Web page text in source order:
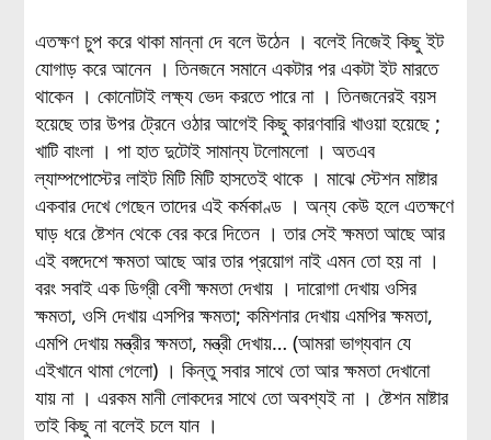
এতক্ষণ চুপ করে থাকা মান্না দে বলে উঠেন । বলেই নিজেই কিছু ইট
যোগাড় করে আনেন । তিনজনে সমানে একটার পর একটা ইট মারতে
থাকেন । কোনোটাই লক্ষ্য ভেদ করতে পারে না । তিনজনেরই বয়স
হয়েছে তার উপর ট্রেনে ওঠার আগেই কিছু কারণবারি খাওয়া হয়েছে ;
খাটি বাংলা । পা হাত দুটোই সামান্য টলোমলো । অতএব
ল্যাম্পপোস্টের লাইট মিটি মিটি হাসতেই থাকে । মাঝে স্টেশন মাষ্টার
একবার দেখে গেছেন তাদের এই কর্মকাণ্ড । অন্য কেউ হলে এতক্ষণে
ঘাড় ধরে ষ্টেশন থেকে বের করে দিতেন । তার সেই ক্ষমতা আছে আর
এই বঙ্গদেশে ক্ষমতা আছে আর তার প্রয়োগ নাই এমন তো হয় না ।
বরং সবাই এক ডিগ্রী বেশী ক্ষমতা দেখায় । দারোগা দেখায় ওসির
ক্ষমতা, ওসি দেখায় এসপির ক্ষমতা; কমিশনার দেখায় এমপির ক্ষমতা,
এমপি দেখায় মন্ত্রীর ক্ষমতা, মন্ত্রী দেখায়… (আমরা ভাগ্যবান যে
এইখানে থামা গেলো) । কিন্তু সবার সাথে তো আর ক্ষমতা দেখানো
যায় না । এরকম মানী লোকদের সাথে তো অবশ্যই না । ষ্টেশন মাষ্টার
তাই কিছু না বলেই চলে যান ।